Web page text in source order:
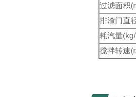
过滤面积
排渣门直
耗汽量
搅拌转速